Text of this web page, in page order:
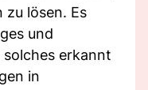
zu lösen. Es
und
solches erkannt
in